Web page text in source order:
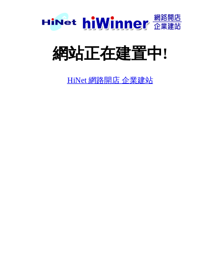
網站正在建置中!
HiNet 網路開店 企業建站